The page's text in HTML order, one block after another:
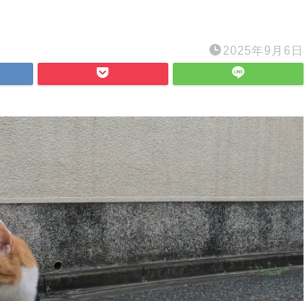
2025年9月6日